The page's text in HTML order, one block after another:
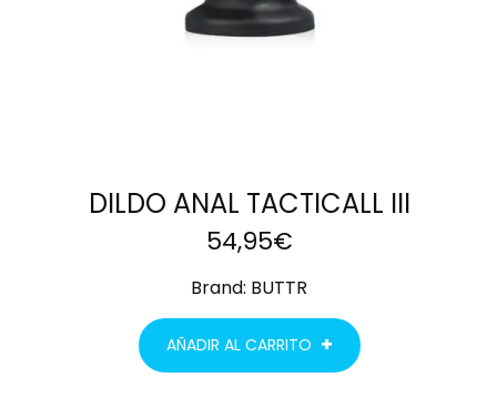
DILDO ANAL TACTICALL III
54,95€
Brand: BUTTR
AÑADIR AL CARRITO